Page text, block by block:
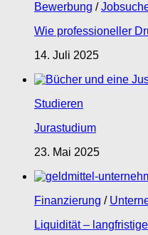
Bewerbung /
Wie professioneller
14. Juli 2025
Studieren
Jurastudium
23. Mai 2025
Finanzierung /
Liquidität –